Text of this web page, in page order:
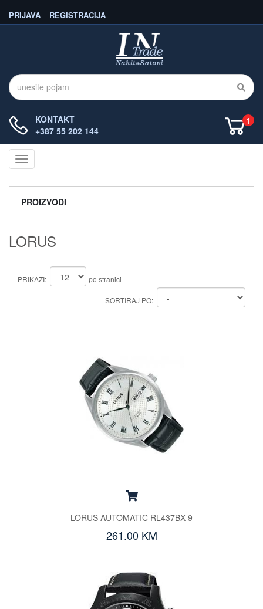
REGISTRACIJA
PRIJAVA
KONTAKT
+387 55 202 144
1
Navigacija
PROIZVODI
LORUS
PRIKAŽI: po stranici
SORTIRAJ PO:
LORUS AUTOMATIC RL437BX-9
261.00 KM